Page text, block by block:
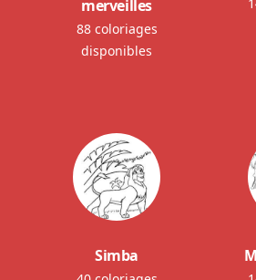
merveilles
88 coloriages
disponibles
Simba